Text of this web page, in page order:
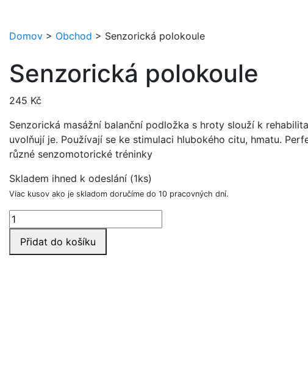
Domov > Obchod > Senzorická polokoule
Senzorická polokoule
245 Kč
Senzorická masážní balanční podložka s hroty slouží k
uvolňují je. Používají se ke stimulaci hlubokého citu, hmatu.
různé senzomotorické tréninky
Skladem ihned k odeslání (1ks)
Viac kusov ako je skladom doručíme do 10 pracovných dní.
Senzorická
polokoule
množství
Přidat do košíku